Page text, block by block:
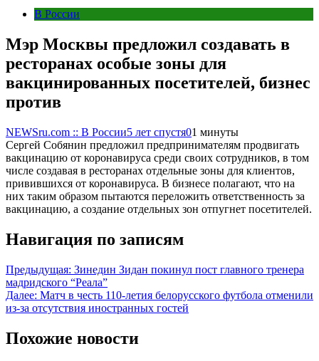
В России
Мэр Москвы предложил создавать в
ресторанах особые зоны для
вакцинированных посетителей, бизнес
против
NEWSru.com :: В России5 лет спустя01 минуты
Сергей Собянин предложил предпринимателям продвигать
вакцинацию от коронавируса среди своих сотрудников, в том
числе создавая в ресторанах отдельные зоны для клиентов,
привившихся от коронавируса. В бизнесе полагают, что на
них таким образом пытаются переложить ответственность за
вакцинацию, а создание отдельных зон отпугнет посетителей.
Навигация по записям
Предыдущая: Зинедин Зидан покинул пост главного тренера
мадридского “Реала”
Далее: Матч в честь 110-летия белорусского футбола отменили
из-за отсутствия иностранных гостей
Похожие новости